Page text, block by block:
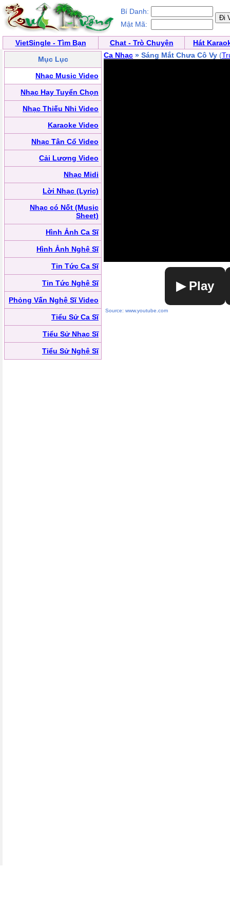
Bí Danh:
Mật Mã:
VietSingle - Tìm Bạn Chat - Trò Chuyện
Hát
Mục Lục
Nhạc Music Video
Nhạc Hay Tuyển Chọn
Nhạc Thiếu Nhi Video
Karaoke Video
Nhạc Tân Cổ Video
Cải Lương Video
Nhạc Midi
Lời Nhạc (Lyric)
Nhạc có Nốt (Music
Sheet)
Hình Ảnh Ca Sĩ
Hình Ảnh Nghệ Sĩ
Tin Tức Ca Sĩ
Tin Tức Nghệ Sĩ
Phỏng Vấn Nghệ Sĩ Video
Tiểu Sử Ca Sĩ
Tiểu Sử Nhạc Sĩ
Tiểu Sử Nghệ Sĩ
Ca Nhạc » Sáng Mắt Chưa Cô Vy (
▶ Play
Source: www.youtube.com